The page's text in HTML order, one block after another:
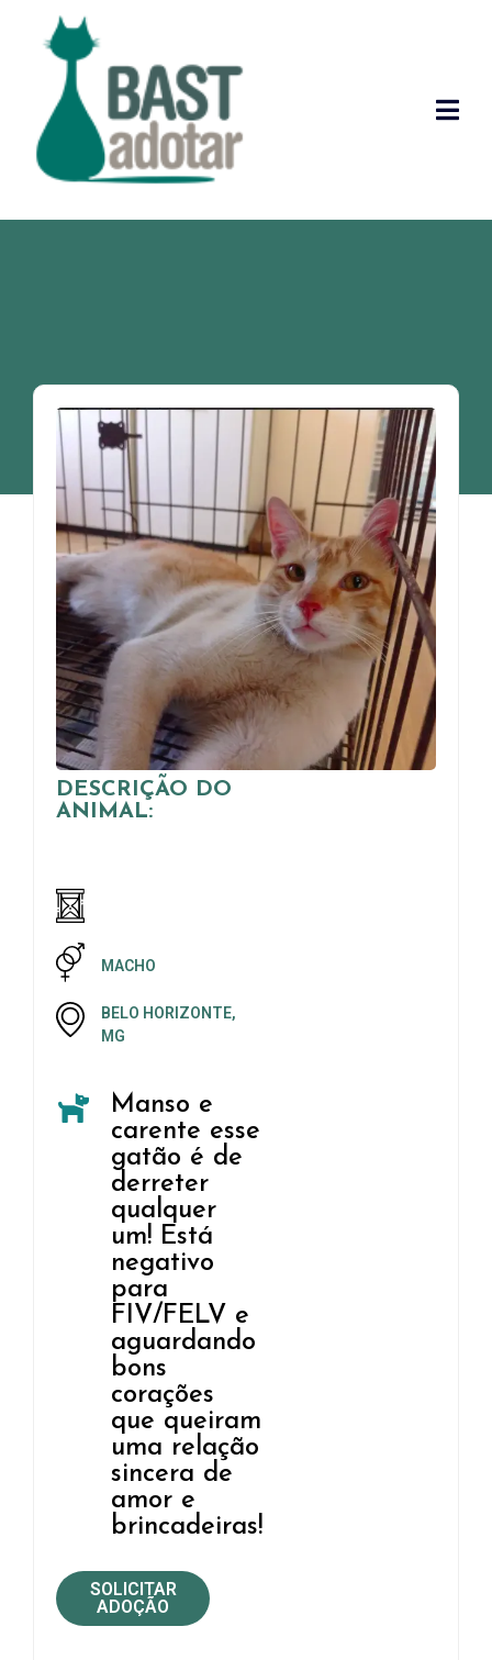
DESCRIÇÃO DO
ANIMAL:
MACHO
BELO HORIZONTE,
MG
Manso e
carente esse
gatão é de
derreter
qualquer
um! Está
negativo
para
FIV/FELV e
aguardando
bons
corações
que queiram
uma relação
sincera de
amor e
brincadeiras!
SOLICITAR
ADOÇÃO